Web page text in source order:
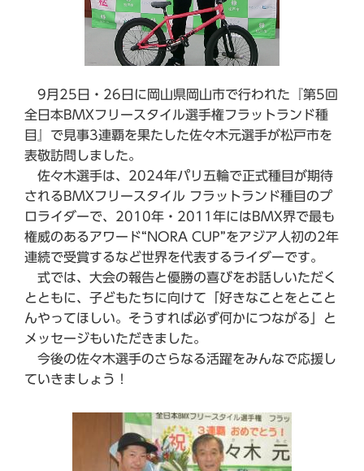
9月25日・26日に岡山県岡山市で行われた『第5回
全日本BMXフリースタイル選手権フラットランド種
目』で見事3連覇を果たした佐々木元選手が松戸市を
表敬訪問しました。
佐々木選手は、2024年パリ五輪で正式種目が期待
されるBMXフリースタイル フラットランド種目のプ
ロライダーで、2010年・2011年にはBMX界で最も
権威のあるアワード“NORA CUP”をアジア人初の2年
連続で受賞するなど世界を代表するライダーです。
式では、大会の報告と優勝の喜びをお話しいただく
とともに、子どもたちに向けて「好きなことをとこと
んやってほしい。そうすれば必ず何かにつながる」と
メッセージもいただきました。
今後の佐々木選手のさらなる活躍をみんなで応援し
ていきましょう！